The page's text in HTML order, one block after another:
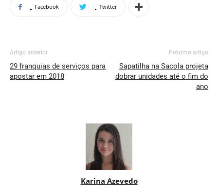
Facebook Twitter
Artigo anterior
29 franquias de serviços para
apostar em 2018
Próximo artigo
Sapatilha na Sacola projeta
dobrar unidades até o fim do
ano
Karina Azevedo